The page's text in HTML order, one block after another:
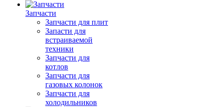
Запчасти
Запчасти для плит
Запасти для
встраиваемой
техники
Запчасти для
котлов
Запчасти для
газовых колонок
Запчасти для
холодильников